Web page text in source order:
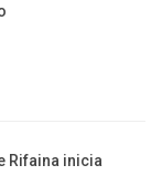
Rifaina inicia